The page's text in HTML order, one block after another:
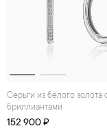
Серьги из белого золота с
бриллиантами
152 900 ₽